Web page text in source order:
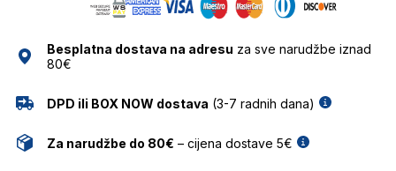
Besplatna dostava na adresu za sve narudžbe iznad
80€
DPD ili BOX NOW dostava (3-7 radnih dana)
Za narudžbe do 80€ – cijena dostave 5€